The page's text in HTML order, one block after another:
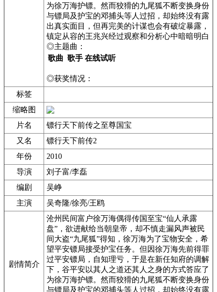
为徐万海护镖。然而狡猾的九尾狐不断变换身份
与镖局及护宝的邓捕头等人过招，却始终没有露
出真实面目，但再完美的计谋也会有破绽暴露，
镇定从容的王兆兴经过观察和分析心中暗暗明白
◎主题曲：
歌曲 歌手 在线试听
◎获奖情况：
标签
缩略图
片名
镖行天下前传之至尊国宝
又名
镖行天下前传2
年份
2010
导演
刘子富/李磊
编剧
吴峥
主演
吴奇隆/徐亮/王鸥
剧情简介
沧州民间富户徐万海偶得传国至宝“仙人承露
盘”，欲进献给当朝皇帝，却不慎走漏风声被民
间大盗“九尾狐”得知，徐万海为了宝物安全，希
望平安镖局接受护宝任务。但因徐万海先前得罪
过平安镖局，自知理亏，于是在新任知府的调解
下，谷平安以其人之道还其人之身的方式答应了
为徐万海护镖。然而狡猾的九尾狐不断变换身份
与镖局及护宝的邓捕头等人过招，却始终没有露